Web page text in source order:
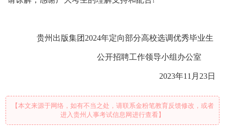
贵州出版集团2024年定向部分高校选调优秀毕业生
公开招聘工作领导小组办公室
2023年11月23日
【本文来源于网络，如有不当之处，请联系金粉笔教育反馈修改，或者
进入贵州人事考试信息网进行查看】